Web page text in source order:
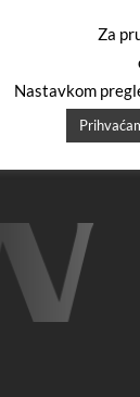
Za
Nastavkom